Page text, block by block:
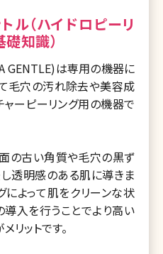
ル（ハイドロピーリ
礎知識）
GENTLE)は専用の機器に
毛穴の汚れ除去や美容成
ーピーリング用の機器で
の古い角質や毛穴の黒ず
透明感のある肌に導きま
によって肌をクリーンな状
入を行うことでより高い
リットです。